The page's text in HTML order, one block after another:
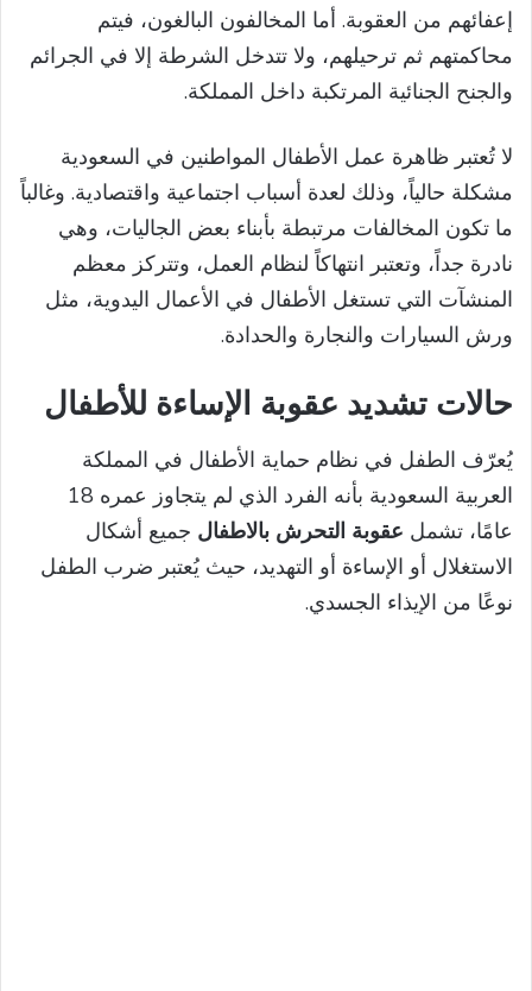
إعفائهم من العقوبة. أما المخالفون البالغون، فيتم
محاكمتهم ثم ترحيلهم، ولا تتدخل الشرطة إلا في الجرائم
والجنح الجنائية المرتكبة داخل المملكة.
لا تُعتبر ظاهرة عمل الأطفال المواطنين في السعودية
مشكلة حالياً، وذلك لعدة أسباب اجتماعية واقتصادية. وغالباً
ما تكون المخالفات مرتبطة بأبناء بعض الجاليات، وهي
نادرة جداً، وتعتبر انتهاكاً لنظام العمل، وتتركز معظم
المنشآت التي تستغل الأطفال في الأعمال اليدوية، مثل
ورش السيارات والنجارة والحدادة.
حالات تشديد عقوبة الإساءة للأطفال
يُعرّف الطفل في نظام حماية الأطفال في المملكة
العربية السعودية بأنه الفرد الذي لم يتجاوز عمره 18
عامًا، تشمل عقوبة التحرش بالاطفال جميع أشكال
الاستغلال أو الإساءة أو التهديد، حيث يُعتبر ضرب الطفل
نوعًا من الإيذاء الجسدي.